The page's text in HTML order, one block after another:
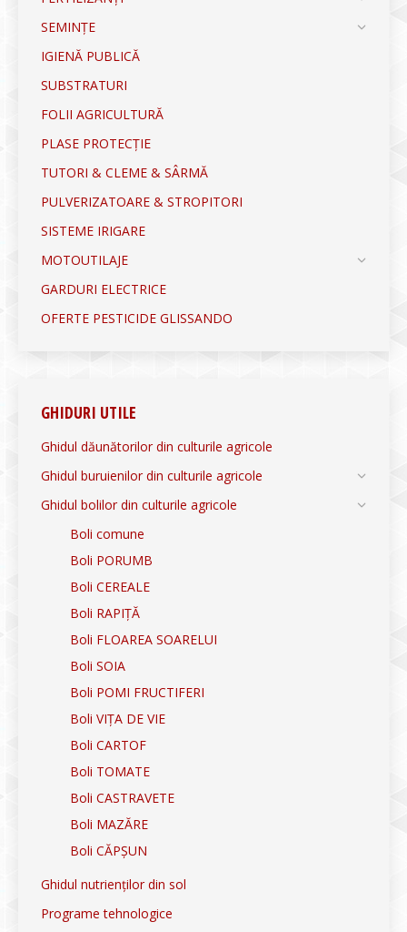
SEMINȚE
IGIENĂ PUBLICĂ
SUBSTRATURI
FOLII AGRICULTURĂ
PLASE PROTECȚIE
TUTORI & CLEME & SÂRMĂ
PULVERIZATOARE & STROPITORI
SISTEME IRIGARE
MOTOUTILAJE
GARDURI ELECTRICE
OFERTE PESTICIDE GLISSANDO
GHIDURI UTILE
Ghidul dăunătorilor din culturile agricole
Ghidul buruienilor din culturile agricole
Ghidul bolilor din culturile agricole
Boli comune
Boli PORUMB
Boli CEREALE
Boli RAPIȚĂ
Boli FLOAREA SOARELUI
Boli SOIA
Boli POMI FRUCTIFERI
Boli VIȚA DE VIE
Boli CARTOF
Boli TOMATE
Boli CASTRAVETE
Boli MAZĂRE
Boli CĂPȘUN
Ghidul nutrienților din sol
Programe tehnologice